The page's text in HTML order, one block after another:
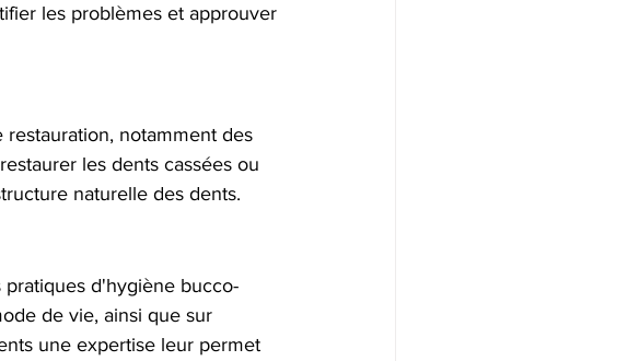
les problèmes et approuver
notamment des
les dents cassées ou
naturelle des dents.
pratiques d'hygiène bucco-
de vie, ainsi que sur
une expertise leur permet